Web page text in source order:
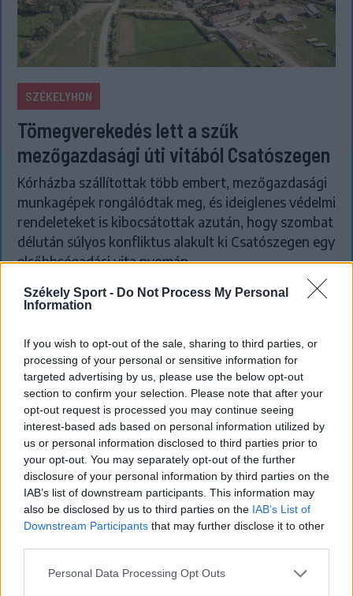
Székely Sport - Do Not Process My Personal
Information
If you wish to opt-out of the sale, sharing to third parties, or
processing of your personal or sensitive information for
targeted advertising by us, please use the below opt-out
section to confirm your selection. Please note that after your
opt-out request is processed you may continue seeing
interest-based ads based on personal information utilized by
us or personal information disclosed to third parties prior to
your opt-out. You may separately opt-out of the further
disclosure of your personal information by third parties on the
IAB’s list of downstream participants. This information may
also be disclosed by us to third parties on the IAB’s List of
Downstream Participants that may further disclose it to other
Personal Data Processing Opt Outs
SZÉKELYHON
Tömegverekedés lett a szűk
mezőgazdasági úti vitából Csatószegen
Kórházba szállítottak több embert, mezőgazdasági
munkagépek rongálódtak meg, és ideiglenes védelmi
rendeleteket is kibocsátottak azután, hogy szombat
délután súlyos konfliktus alakult ki Csatószegen egy
elsőbbségadási vita nyomán.
KRÓNIKA